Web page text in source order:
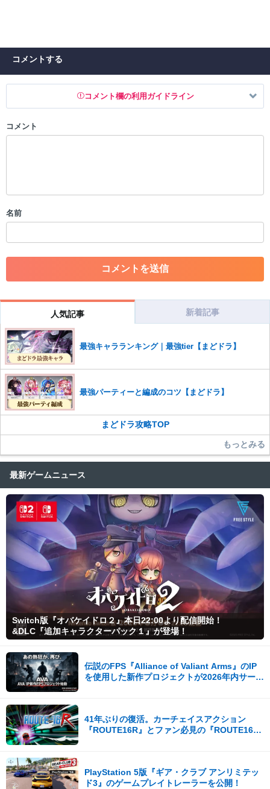
コメントする
コメント欄の利用ガイドライン
以下の書き込みを禁止とし、場合によってはコメント削除や書き込み制
・一度削除された投稿を再び投稿すること
・アカウントの売買など金銭が絡む内容の投稿
・各ゲームのネタバレを含む内容の投稿
・その他、管理者が不適切と判断した投稿
だけますでしょうか。
コメントの削除を申請する
※投稿内容を確認後、順次対応さ
せていただきます。ご了承ください。
※一度削除したコメントは復元ができませんのでご注意くだ
さい。
また、過度な利用規約の違反や、弊社に損害の及ぶ内容の書き込みがあ
った場合は、法的措置をとらせていただく場合もございますので、あら
かじめご理解くださいませ。
コメント
名前
人気記事 新着記事
最強キャラランキング｜最強tier【まどドラ】
最強パーティーと編成のコツ【まどドラ】
まどドラ攻略TOP
もっとみる
最新ゲームニュース
Switch版『オバケイドロ２』本日22:00より配信開始！
&DLC『追加キャラクターパック１』が登場！
伝説のFPS『Alliance of Valiant Arms』のIP
を使用した新作プロジェクトが2026年内サービ
41年ぶりの復活。カーチェイスアクション
『ROUTE16R』とファン必見の『ROUTE16
PlayStation 5版『ギア・クラブ アンリミテッ
ド3』のゲームプレイトレーラーを公開！